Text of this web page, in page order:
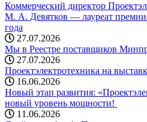
Коммерческий директор
М. А. Девятков — лауреат
года
27.07.2026
Мы в Реестре поставщиков
27.07.2026
Проектэлектротехника на
16.06.2026
Новый этап развития:
новый уровень мощности! ️
11.06.2026